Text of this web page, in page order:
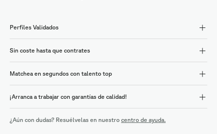
Perfiles Validados
Sin coste hasta que contrates
Matchea en segundos con talento top
¡Arranca a trabajar con garantías de calidad!
¿Aún con dudas? Resuélvelas en nuestro centro de ayuda.